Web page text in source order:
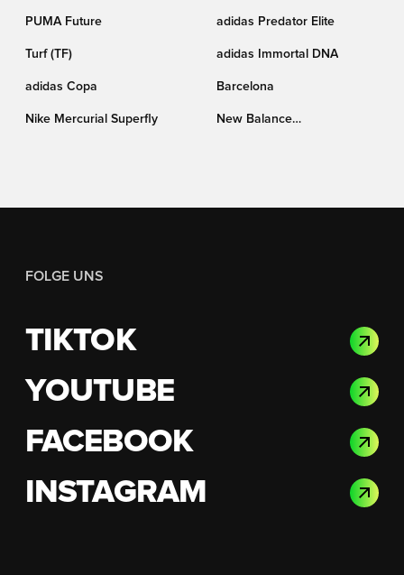
PUMA Future adidas Predator Elite
Turf (TF) adidas Immortal DNA
adidas Copa Barcelona
Nike Mercurial Superfly
New Balance
FOLGE UNS
TIKTOK
YOUTUBE
FACEBOOK
INSTAGRAM